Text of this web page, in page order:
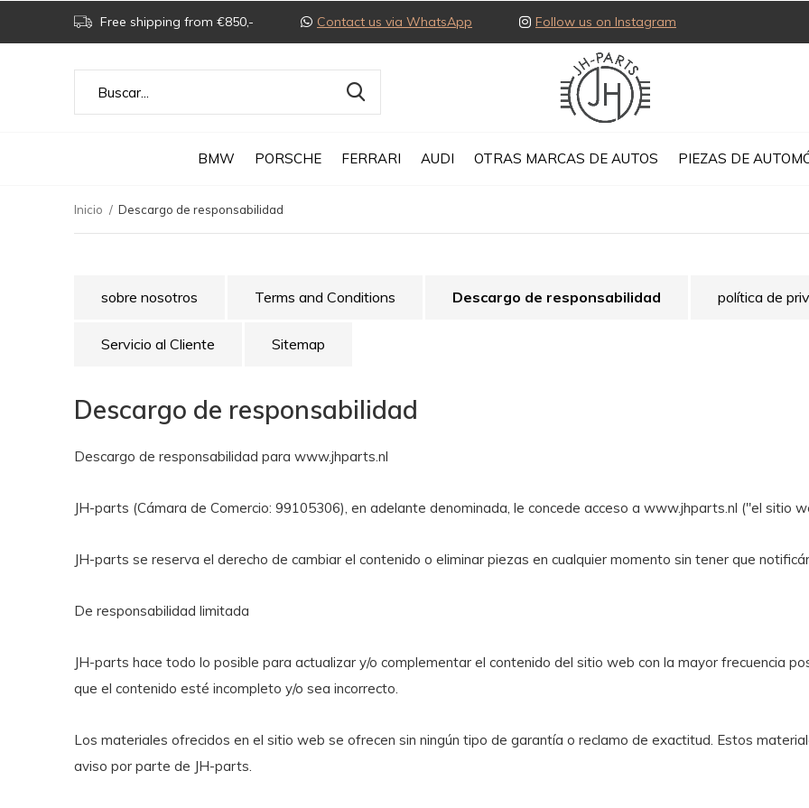
BMW PORSCHE FERRARI AUDI OTRAS MARCAS DE AUTOS PIEZAS DE
Free shipping from €850,- Contact us via WhatsApp Follow us on Instagram
Inicio Descargo de responsabilidad
sobre nosotros Terms and Conditions Descargo de responsabilidad política de
Servicio al Cliente Sitemap
Descargo de responsabilidad
Descargo de responsabilidad para www.jhparts.nl
JH-parts (Cámara de Comercio: 99105306), en adelante denominada, le concede acceso a www.jhparts.nl ("el sitio
JH-parts se reserva el derecho de cambiar el contenido o eliminar piezas en cualquier momento sin tener que
De responsabilidad limitada
JH-parts hace todo lo posible para actualizar y/o complementar el contenido del sitio web con la mayor frecuencia
que el contenido esté incompleto y/o sea incorrecto.
Los materiales ofrecidos en el sitio web se ofrecen sin ningún tipo de garantía o reclamo de exactitud. Estos
aviso por parte de JH-parts.